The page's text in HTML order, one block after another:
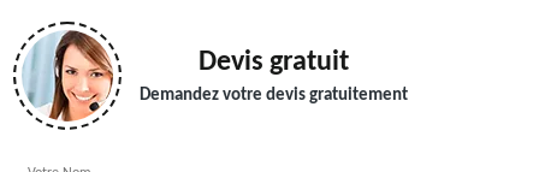
Devis gratuit
Demandez votre devis gratuitement